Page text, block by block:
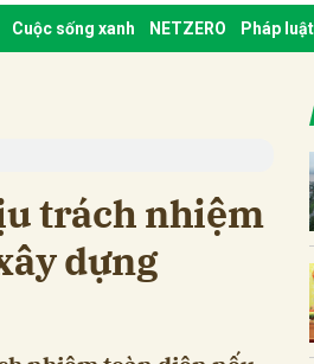
Cuộc sống xanh NETZERO Pháp
trách nhiệm
dựng